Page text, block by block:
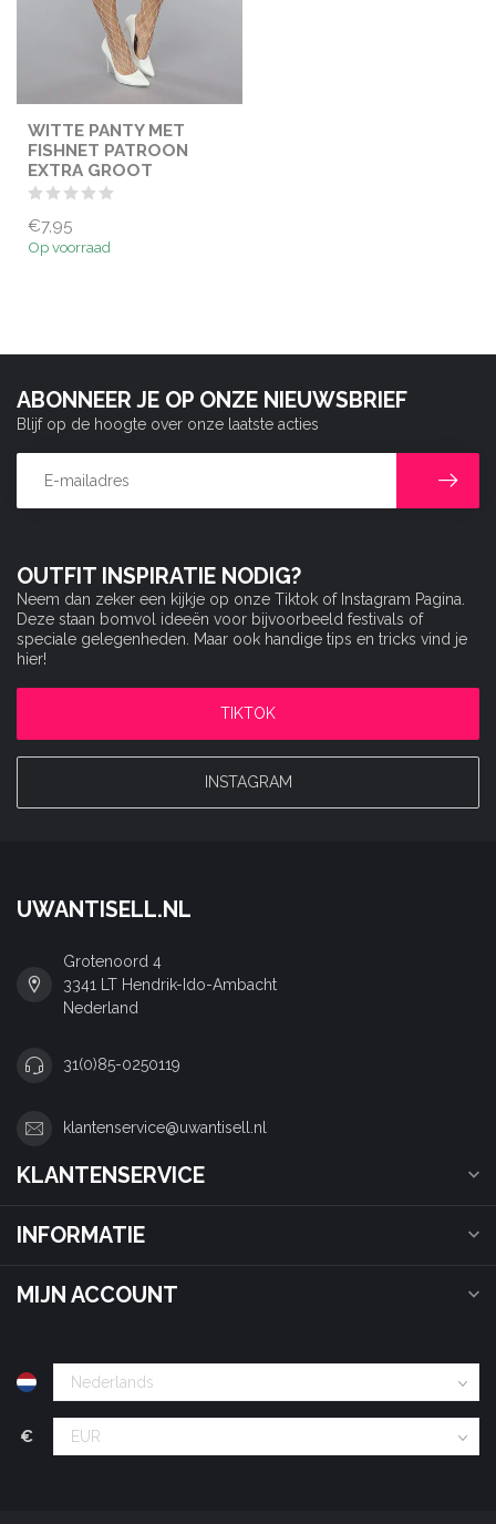
WITTE PANTY MET
FISHNET PATROON
EXTRA GROOT
€7,95
Op voorraad
OUTFIT INSPIRATIE NODIG?
Neem dan zeker een kijkje op onze Tiktok of Instagram Pagina.
Deze staan bomvol ideeën voor bijvoorbeeld festivals of
speciale gelegenheden. Maar ook handige tips en tricks vind je
hier!
TIKTOK
INSTAGRAM
ABONNEER JE OP ONZE NIEUWSBRIEF
Blijf op de hoogte over onze laatste acties
UWANTISELL.NL
Grotenoord 4
3341 LT Hendrik-Ido-Ambacht
Nederland
31(0)85-0250119
klantenservice@uwantisell.nl
KLANTENSERVICE
INFORMATIE
MIJN ACCOUNT
€